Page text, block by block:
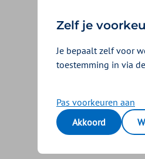
Zelf je
Je bepaalt zelf voor
toestemming in via
Pas voorkeuren aan
Akkoord